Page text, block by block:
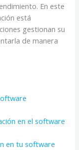
En este
está
gestionan su
de manera
en el software
en tu software